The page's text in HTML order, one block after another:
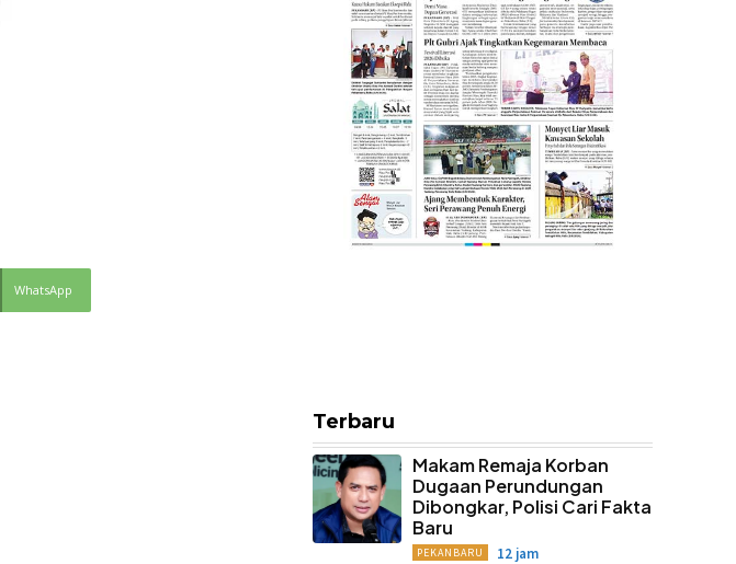
WhatsApp
Terbaru
Makam Remaja Korban
Dugaan Perundungan
Dibongkar, Polisi Cari Fakta
Baru
PEKANBARU 12 jam